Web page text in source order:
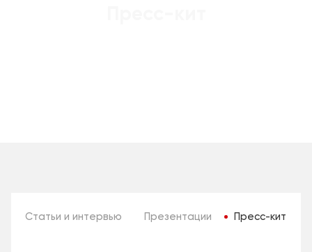
Статьи и интервью Презентации Пресс-кит